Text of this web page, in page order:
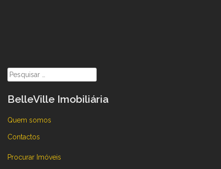
Pesquisar
por:
BelleVille Imobiliária
Quem somos
Contactos
Procurar Imóveis